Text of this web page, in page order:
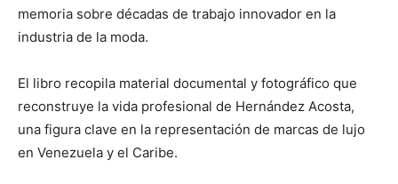
memoria sobre décadas de trabajo innovador en la
industria de la moda.
El libro recopila material documental y fotográfico que
reconstruye la vida profesional de Hernández Acosta,
una figura clave en la representación de marcas de lujo
en Venezuela y el Caribe.